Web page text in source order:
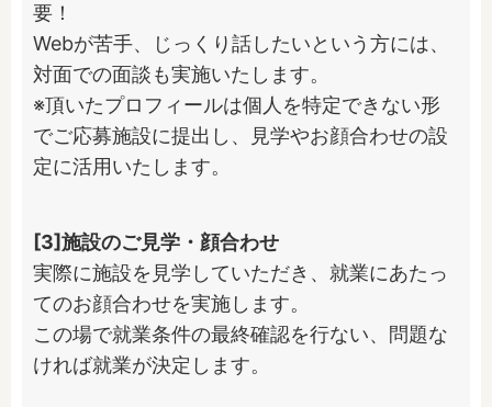
要！
Webが苦手、じっくり話したいという方には、
対面での面談も実施いたします。
※頂いたプロフィールは個人を特定できない形
でご応募施設に提出し、見学やお顔合わせの設
定に活用いたします。
[3]施設のご見学・顔合わせ
実際に施設を見学していただき、就業にあたっ
てのお顔合わせを実施します。
この場で就業条件の最終確認を行ない、問題な
ければ就業が決定します。